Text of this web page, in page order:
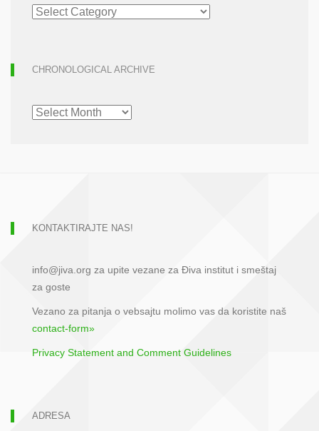
ARTICLE
ARCHIVE
CHRONOLOGICAL ARCHIVE
CHRONOLOGICAL
ARCHIVE
KONTAKTIRAJTE NAS!
info@jiva.org za upite vezane za Điva institut i smeštaj
za goste
Vezano za pitanja o vebsajtu molimo vas da koristite naš
contact-form»
Privacy Statement and Comment Guidelines
ADRESA